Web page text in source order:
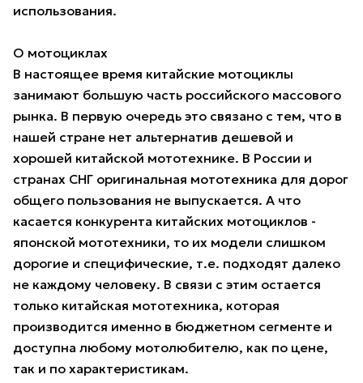
использования.
О мотоциклах
В настоящее время китайские мотоциклы
занимают большую часть российского массового
рынка. В первую очередь это связано с тем, что в
нашей стране нет альтернатив дешевой и
хорошей китайской мототехнике. В России и
странах СНГ оригинальная мототехника для дорог
общего пользования не выпускается. А что
касается конкурента китайских мотоциклов -
японской мототехники, то их модели слишком
дорогие и специфические, т.е. подходят далеко
не каждому человеку. В связи с этим остается
только китайская мототехника, которая
производится именно в бюджетном сегменте и
доступна любому мотолюбителю, как по цене,
так и по характеристикам.